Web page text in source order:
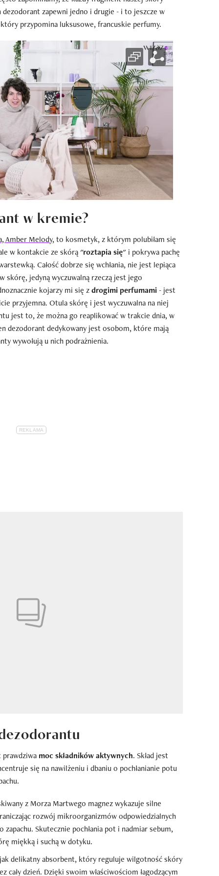
dezodorant zapewni jedno i drugie - i to jeszcze w
przypomina luksusowe, francuskie perfumy.
w kremie?
Amber Melody, to kosmetyk, z którym polubiłam się
w kontakcie ze skórą"roztapia się" i pokrywa pachę
Całość dobrze się wchłania, nie jest lepiąca
skórę, jedyną wyczuwalną rzeczą jest jego
kojarzy mi się zdrogimi perfumami - jest
przyjemna. Otula skórę i jest wyczuwalna na niej
jest to, że można go reaplikować w trakcie dnia, w
dezodorant dedykowany jest osobom, które mają
wywołują u nich podrażnienia.
prawdziwa moc składników aktywnych. Skład jest
się na nawilżeniu i dbaniu o pochłanianie potu
z Morza Martwego magnez wykazuje silne
rozwój mikroorganizmów odpowiedzialnych
Skutecznie pochłania pot i nadmiar sebum,
miękką i suchą w dotyku.
delikatny absorbent, który reguluje wilgotność skóry
cały dzień. Dzięki swoim właściwościom łagodzącym